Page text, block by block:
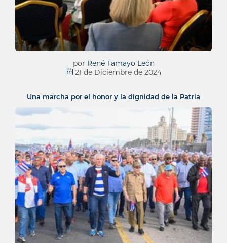
por René Tamayo León
21 de Diciembre de 2024
Una marcha por el honor y la dignidad de la Patria